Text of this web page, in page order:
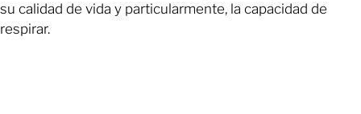
su calidad de vida y particularmente, la capacidad de
respirar.